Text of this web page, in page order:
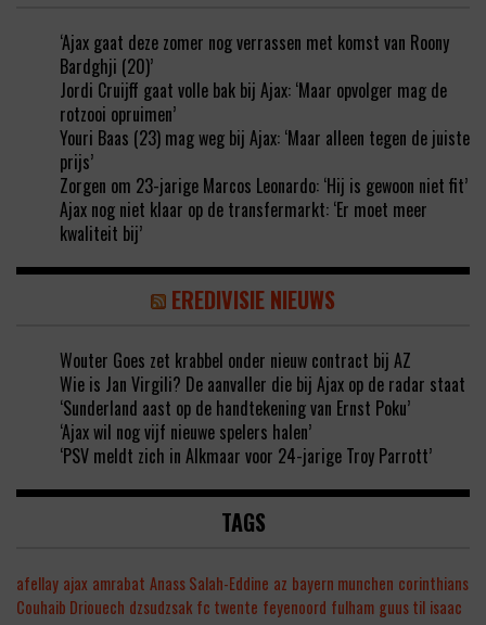
‘Ajax gaat deze zomer nog verrassen met komst van Roony
Bardghji (20)’
Jordi Cruijff gaat volle bak bij Ajax: ‘Maar opvolger mag de
rotzooi opruimen’
Youri Baas (23) mag weg bij Ajax: ‘Maar alleen tegen de juiste
prijs’
Zorgen om 23-jarige Marcos Leonardo: ‘Hij is gewoon niet fit’
Ajax nog niet klaar op de transfermarkt: ‘Er moet meer
kwaliteit bij’
EREDIVISIE NIEUWS
Wouter Goes zet krabbel onder nieuw contract bij AZ
Wie is Jan Virgili? De aanvaller die bij Ajax op de radar staat
‘Sunderland aast op de handtekening van Ernst Poku’
‘Ajax wil nog vijf nieuwe spelers halen’
‘PSV meldt zich in Alkmaar voor 24-jarige Troy Parrott’
TAGS
afellay ajax amrabat Anass Salah-Eddine az bayern munchen corinthians
Couhaib Driouech dzsudzsak fc twente feyenoord fulham guus til isaac